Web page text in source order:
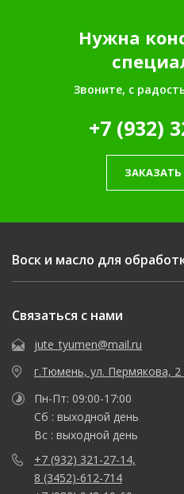
Нужна
Звоните, с
+7 (932)
Воск и масло для
Связаться с нами
jute_tyumen@mail.ru
г.Тюмень, ул. Пермякова,
Пн-Пт: 09:00-17:00
Сб : выходной день
Вс : выходной день
+7 (932) 321-27-14,
8 (3452)-612-714